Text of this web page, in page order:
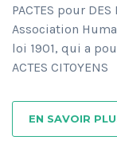
PACTES pour DES
Association
loi 1901, qui a pour
ACTES CITOYENS
EN SAVOIR